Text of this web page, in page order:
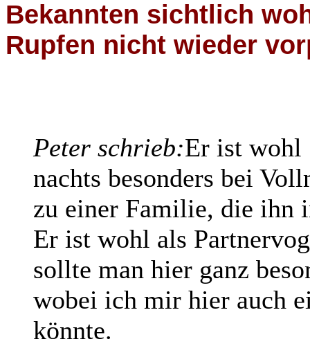
Bekannten sichtlich
Rupfen nicht wieder
Peter schrieb:Er ist wohl
nachts besonders bei
zu einer Familie, die ihn
Er ist wohl als
sollte man hier ganz
wobei ich mir hier auch
könnte.